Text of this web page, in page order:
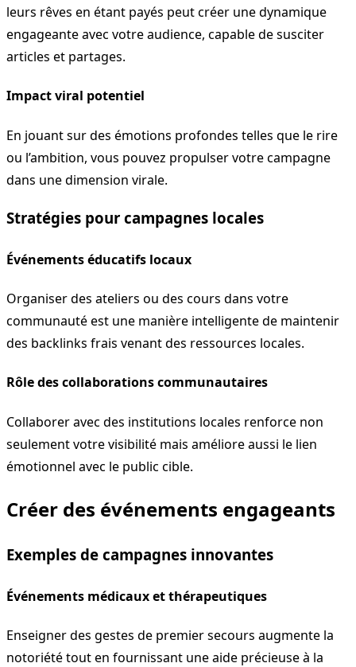
leurs rêves en étant payés peut créer une dynamique
engageante avec votre audience, capable de susciter
articles et partages.
Impact viral potentiel
En jouant sur des émotions profondes telles que le rire
ou l’ambition, vous pouvez propulser votre campagne
dans une dimension virale.
Stratégies pour campagnes locales
Événements éducatifs locaux
Organiser des ateliers ou des cours dans votre
communauté est une manière intelligente de maintenir
des backlinks frais venant des ressources locales.
Rôle des collaborations communautaires
Collaborer avec des institutions locales renforce non
seulement votre visibilité mais améliore aussi le lien
émotionnel avec le public cible.
Créer des événements engageants
Exemples de campagnes innovantes
Événements médicaux et thérapeutiques
Enseigner des gestes de premier secours augmente la
notoriété tout en fournissant une aide précieuse à la